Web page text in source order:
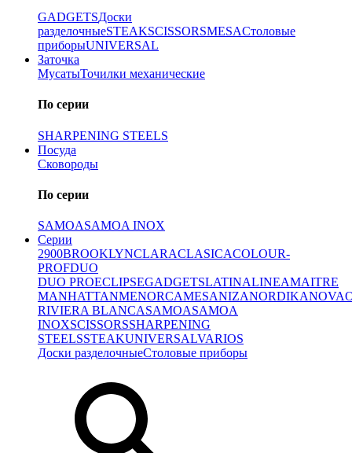
GADGETSДоски
разделочныеSTEAKSCISSORSMESAСтоловые
приборыUNIVERSAL
Заточка
МусатыТочилки механические
По серии
SHARPENING STEELS
Посуда
Сковороды
По серии
SAMOASAMOA INOX
Серии
2900BROOKLYNCLARACLASICACOLOUR-
PROFDUO
DUO PROECLIPSEGADGETSLATINALINEAMAITRE
MANHATTANMENORCAMESANIZANORDIKANOVA
RIVIERA BLANCASAMOASAMOA
INOXSCISSORSSHARPENING
STEELSSTEAKUNIVERSALVARIOS
Доски разделочныеСтоловые приборы